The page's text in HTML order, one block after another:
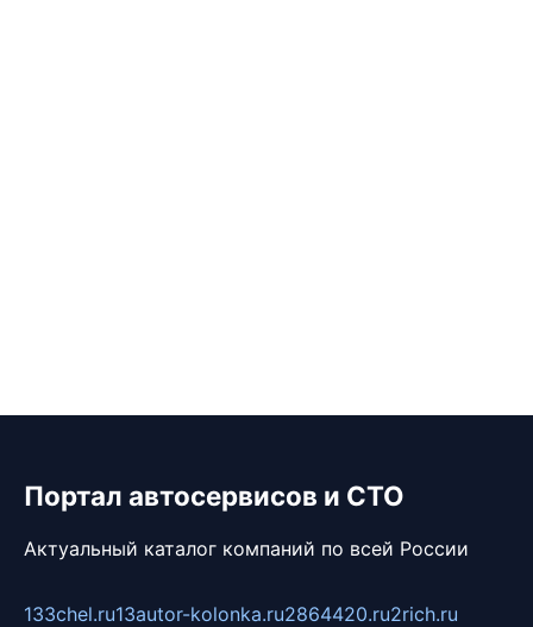
Портал автосервисов и СТО
Актуальный каталог компаний по всей России
133chel.ru13autor-kolonka.ru2864420.ru2rich.ru